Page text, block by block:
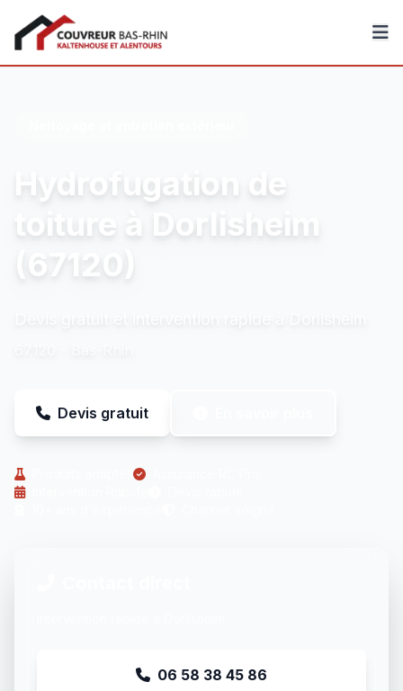
Couvreur Bas-Rhin
Hydrofugation de
toiture à Dorlisheim
(67120)
Devis gratuit
06 58 38 45 86